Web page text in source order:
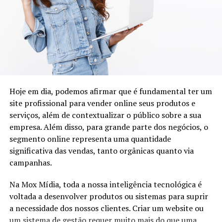
medo, com menos violência, que essas mães possam dá
aos seus filhos e filhas todo amor e cuidados que suas
ancestrais foram obrigadas a renunciar. E que os
moradores do local onde a pintura será realizada sintam
esse amor e acolhimento através dessa pintura.
O graffiti é uma arte que tem na sua base pessoas negras
com as cidades e comunidades brasileiras retratando a
realidade do nosso cotidiano e revitalizando os espaços
trazendo cor e mensagens através das obras elaboradas.
A pintura será realizada utilizando materiais de
excelente qualidade garantindo assim sua durabilidade e
com uma esquipe de profissionais que já possuem
experiência em trabalhos em grandes dimensões.
Hoje em dia, podemos afirmar que é fundamental ter um
site profissional para vender online seus produtos e
serviços, além de contextualizar o público sobre a sua
empresa. Além disso, para grande parte dos negócios, o
segmento online representa uma quantidade
significativa das vendas, tanto orgânicas quanto via
campanhas.
Na Mox Mídia, toda a nossa inteligência tecnológica é
voltada a desenvolver produtos ou sistemas para suprir
a necessidade dos nossos clientes. Criar um website ou